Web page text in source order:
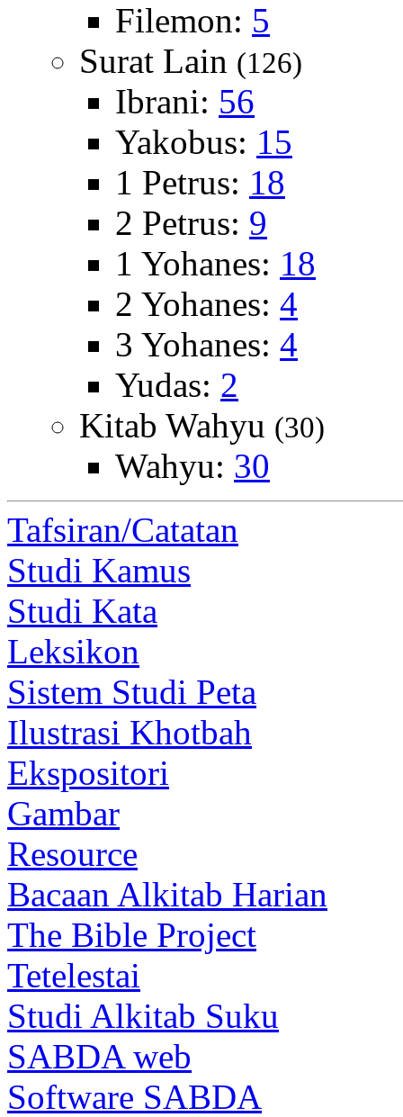
Filemon: 5
Surat Lain (126)
Ibrani: 56
Yakobus: 15
1 Petrus: 18
2 Petrus: 9
1 Yohanes: 18
2 Yohanes: 4
3 Yohanes: 4
Yudas: 2
Kitab Wahyu (30)
Wahyu: 30
Tafsiran/Catatan
Studi Kamus
Studi Kata
Leksikon
Sistem Studi Peta
Ilustrasi Khotbah
Ekspositori
Gambar
Resource
Bacaan Alkitab Harian
The Bible Project
Tetelestai
Studi Alkitab Suku
SABDA web
Software SABDA